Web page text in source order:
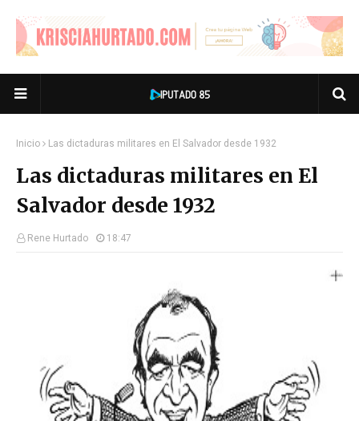
Inicio Las dictaduras militares en El Salvador desde 1932
Las dictaduras militares en El
Salvador desde 1932
Rene Hurtado 18:47